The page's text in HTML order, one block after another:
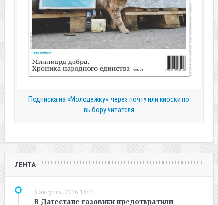
Подписка на «Молодежку»: через почту или киоски по
выбору читателя
ЛЕНТА
6 августа, 2026 18:21
В Дагестане газовики предотвратили